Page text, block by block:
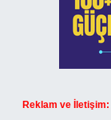
Reklam ve İletişim: